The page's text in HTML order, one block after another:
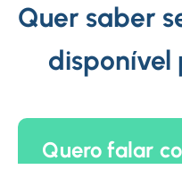
Quer saber
disponível
Quero falar